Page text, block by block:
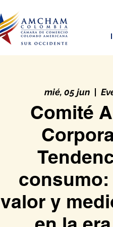
mié, 05 jun
  |
Comité
consumo:
valor y